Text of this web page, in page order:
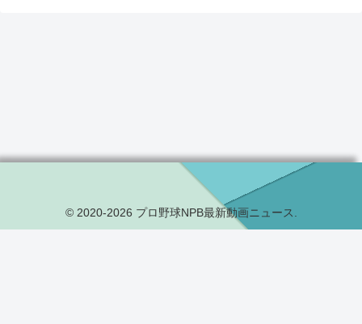
© 2020-2026 プロ野球NPB最新動画ニュース.